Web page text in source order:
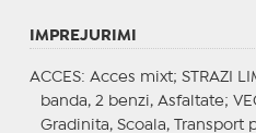
IMPREJURIMI
ACCES: Acces mixt; STRAZI
banda, 2 benzi, Asfaltate;
Gradinita, Scoala, Transport